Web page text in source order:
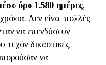
όρο 1.580 ημέρες,
Δεν είναι πολλές
να επενδύσουν
τυχόν δικαστικές
να